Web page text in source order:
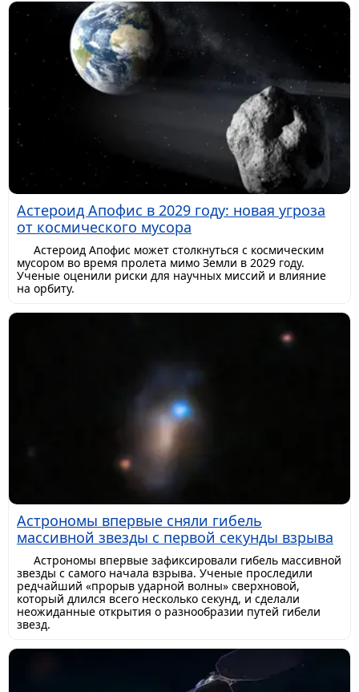
Астероид Апофис в 2029 году: новая угроза
от космического мусора
Астероид Апофис может столкнуться с космическим
мусором во время пролета мимо Земли в 2029 году.
Ученые оценили риски для научных миссий и влияние
на орбиту.
Астрономы впервые сняли гибель
массивной звезды с первой секунды взрыва
Астрономы впервые зафиксировали гибель массивной
звезды с самого начала взрыва. Ученые проследили
редчайший «прорыв ударной волны» сверхновой,
который длился всего несколько секунд, и сделали
неожиданные открытия о разнообразии путей гибели
звезд.